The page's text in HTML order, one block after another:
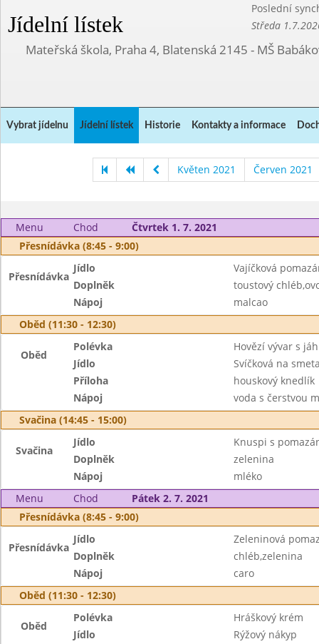
Jídelní lístek
Poslední
Středa
Mateřská škola, Praha 4, Blatenská 2145 - MŠ
Vybrat jídelnu Jídelní lístek Historie Kontakty a informace
Květen 2021 Červen 2021
Menu Chod
Čtvrtek 1. 7. 2021
Přesnídávka (8:45 - 9:00)
Přesnídávka
Jídlo
Vajíčková
Doplněk
toustový
Nápoj
malcao
Oběd (11:30 - 12:30)
Oběd
Polévka
Hovězí vývar s
Jídlo
Svíčková na
Příloha
houskový knedlík
Nápoj
voda s čerstvou
Svačina (14:45 - 15:00)
Svačina
Jídlo
Knuspi s
Doplněk
zelenina
Nápoj
mléko
Menu
Chod
Pátek 2. 7. 2021
Přesnídávka (8:45 - 9:00)
Přesnídávka
Jídlo
Zeleninová
Doplněk
chléb,zelenina
Nápoj
caro
Oběd (11:30 - 12:30)
Oběd
Polévka
Hráškový krém
Jídlo
Rýžový nákyp